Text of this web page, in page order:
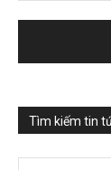
Tìm kiếm tin